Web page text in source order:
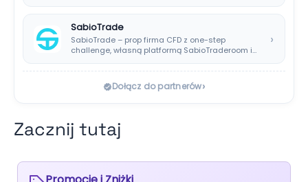
SabioTrade
SabioTrade – prop firma CFD z one-step
challenge, własną platformą SabioTraderoom i
›
Dołącz do partnerów›
Zacznij tutaj